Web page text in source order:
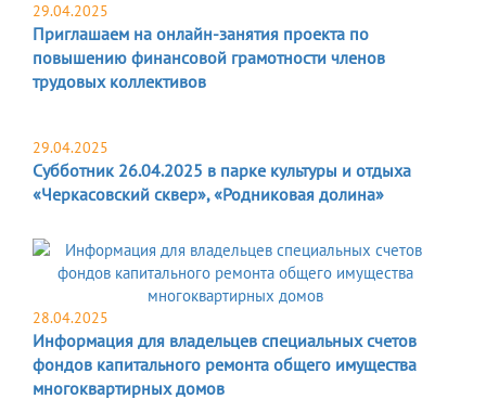
29.04.2025
Приглашаем на онлайн-занятия проекта по
повышению финансовой грамотности членов
трудовых коллективов
29.04.2025
Субботник 26.04.2025 в парке культуры и отдыха
«Черкасовский сквер», «Родниковая долина»
28.04.2025
Информация для владельцев специальных счетов
фондов капитального ремонта общего имущества
многоквартирных домов